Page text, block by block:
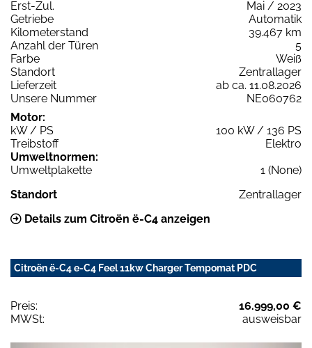
Erst-Zul.
Mai / 2023
Getriebe
Automatik
Kilometerstand
39.467 km
Anzahl der Türen
5
Farbe
Weiß
Standort
Zentrallager
Lieferzeit
ab ca. 11.08.2026
Unsere Nummer
NE060762
Motor:
kW / PS
100 kW / 136 PS
Treibstoff
Elektro
Umweltnormen:
Umweltplakette
1 (None)
Standort
Zentrallager
Details zum Citroën ë-C4 anzeigen
Citroën ë-C4 e-C4 Feel 11kw Charger Tempomat PDC
Preis:
16.999,00 €
MWSt:
ausweisbar